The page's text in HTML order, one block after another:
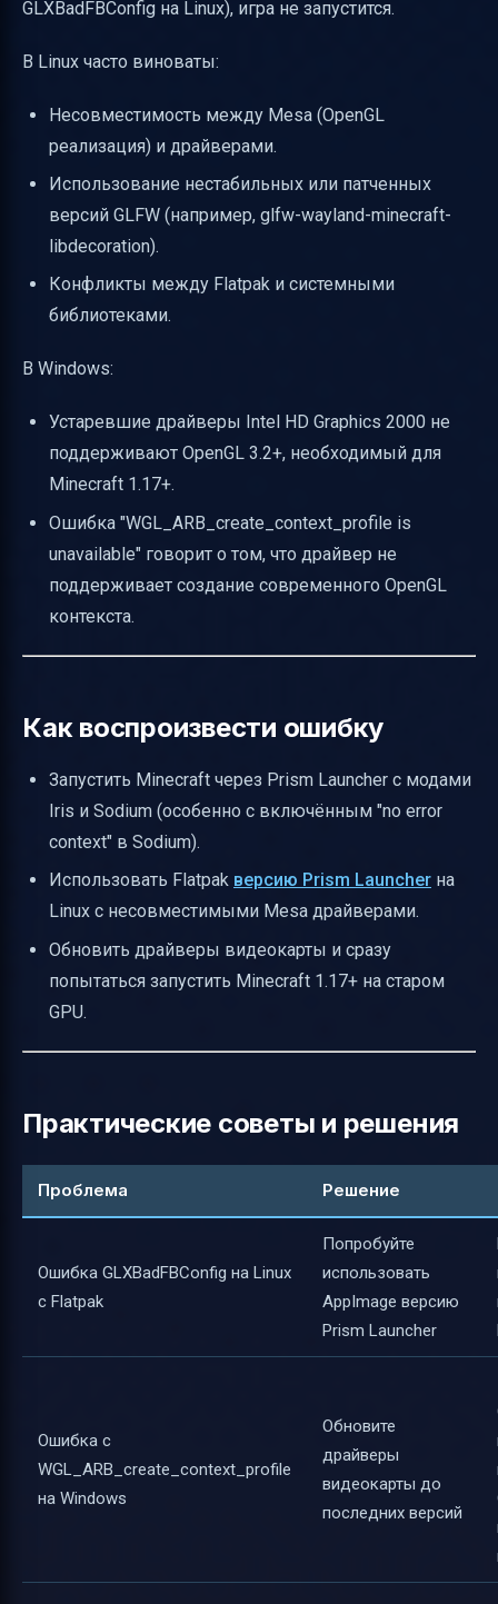
GLXBadFBConfig на Linux), игра не запустится.
В Linux часто виноваты:
Несовместимость между Mesa (OpenGL
реализация) и драйверами.
Использование нестабильных или патченных
версий GLFW (например, glfw-wayland-minecraft-
libdecoration).
Конфликты между Flatpak и системными
библиотеками.
В Windows:
Устаревшие драйверы Intel HD Graphics 2000 не
поддерживают OpenGL 3.2+, необходимый для
Minecraft 1.17+.
Ошибка "WGL_ARB_create_context_profile is
unavailable" говорит о том, что драйвер не
поддерживает создание современного OpenGL
контекста.
Как воспроизвести ошибку
Запустить Minecraft через Prism Launcher с модами
Iris и Sodium (особенно с включённым "no error
context" в Sodium).
Использовать Flatpak версию Prism Launcher на
Linux с несовместимыми Mesa драйверами.
Обновить драйверы видеокарты и сразу
попытаться запустить Minecraft 1.17+ на старом
GPU.
Практические советы и решения
Проблема Решение
Ошибка GLXBadFBConfig на Linux
с Flatpak
Попробуйте
использовать
AppImage версию
Prism Launcher
Ошибка с
WGL_ARB_create_context_profile
на Windows
Обновите
драйверы
видеокарты до
последних версий